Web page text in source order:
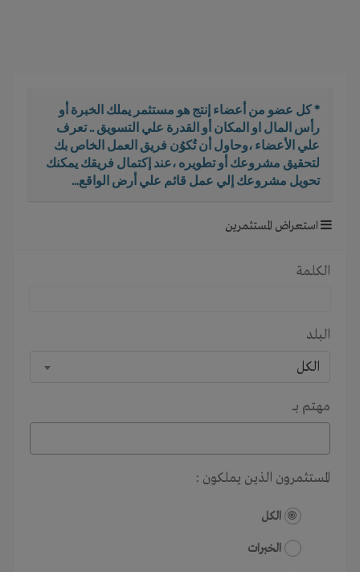
* كل عضو من أعضاء إنتج هو مستثمر يملك الخبرة أو
رأس المال او المكان أو القدرة علي التسويق .. تعرف
علي الأعضاء ،وحاول أن تُكوُن فريق العمل الخاص بك
لتحقيق مشروعك أو تطويره ،عند إكتمال فريقك يمكنك
تحويل مشروعك إلي عمل قائم علي أرض الواقع...
استعراض المستثمرين
الكلمة
البلد
الكل
مهتم بـــ
المستثمرون الذين يملكون :
الكل
الخبرات